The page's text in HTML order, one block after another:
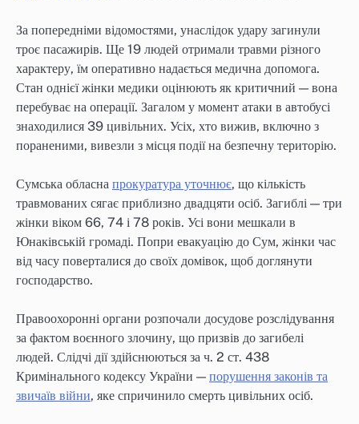
За попередніми відомостями, унаслідок удару загинули
троє пасажирів. Ще 19 людей отримали травми різного
характеру, їм оперативно надається медична допомога.
Стан однієї жінки медики оцінюють як критичний — вона
перебуває на операції. Загалом у момент атаки в автобусі
знаходилися 39 цивільних. Усіх, хто вижив, включно з
пораненими, вивезли з місця події на безпечну територію.
Сумська обласна прокуратура уточнює, що кількість
травмованих сягає приблизно двадцяти осіб. Загиблі — три
жінки віком 66, 74 і 78 років. Усі вони мешкали в
Юнаківській громаді. Попри евакуацію до Сум, жінки час
від часу поверталися до своїх домівок, щоб доглянути
господарство.
Правоохоронні органи розпочали досудове розслідування
за фактом воєнного злочину, що призвів до загибелі
людей. Слідчі дії здійснюються за ч. 2 ст. 438
Кримінального кодексу України — порушення законів та
звичаїв війни, яке спричинило смерть цивільних осіб.